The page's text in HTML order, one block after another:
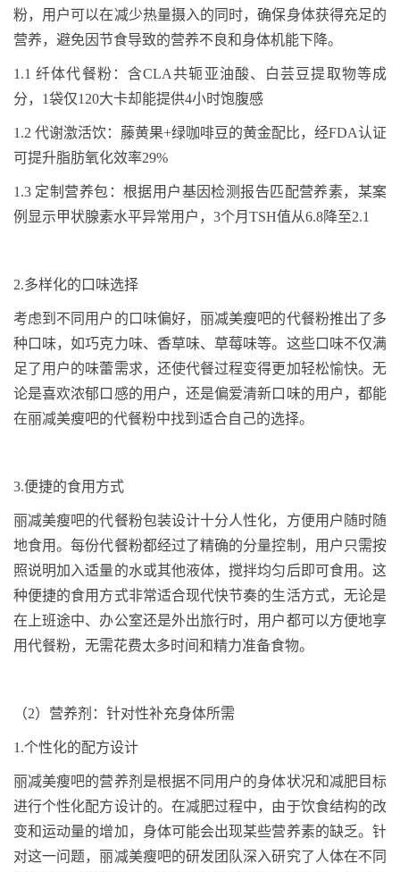
粉，用户可以在减少热量摄入的同时，确保身体获得充足的
营养，避免因节食导致的营养不良和身体机能下降。
1.1纤体代餐粉：含CLA共轭亚油酸、白芸豆提取物等成
分， 1袋仅120大卡却能提供4小时饱腹感
1.2 代谢激活饮：藤黄果+绿咖啡豆的黄金配比，经FDA认证
可提升脂肪氧化效率29%
1.3 定制营养包：根据用户基因检测报告匹配营养素，某案
例显示甲状腺素水平异常用户， 3个月 TSH值从6.8降至2.1
2.多样化的口味选择
考虑到不同用户的口味偏好，丽减美瘦吧的代餐粉推出了多
种口味，如巧克力味、香草味、草莓味等。这些口味不仅满
足了用户的味蕾需求，还使代餐过程变得更加轻松愉快。无
论是喜欢浓郁口感的用户，还是偏爱清新口味的用户，都能
在丽减美瘦吧的代餐粉中找到适合自己的选择。
3.便捷的食用方式
丽减美瘦吧的代餐粉包装设计十分人性化，方便用户随时随
地食用。每份代餐粉都经过了精确的分量控制，用户只需按
照说明加入适量的水或其他液体，搅拌均匀后即可食用。这
种便捷的食用方式非常适合现代快节奏的生活方式，无论是
在上班途中、办公室还是外出旅行时，用户都可以方便地享
用代餐粉，无需花费太多时间和精力准备食物。
（2）营养剂：针对性补充身体所需
1.个性化的配方设计
丽减美瘦吧的营养剂是根据不同用户的身体状况和减肥目标
进行个性化配方设计的。在减肥过程中，由于饮食结构的改
变和运动量的增加，身体可能会出现某些营养素的缺乏。针
对这一问题，丽减美瘦吧的研发团队深入研究了人体在不同